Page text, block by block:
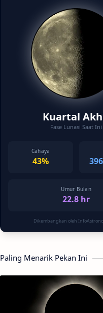
Kuartal
Fase Lunasi Saat Ini
Cahaya
43%
Umur Bulan
22.8 hr
Dikembangkan oleh
Paling Menarik Pekan Ini